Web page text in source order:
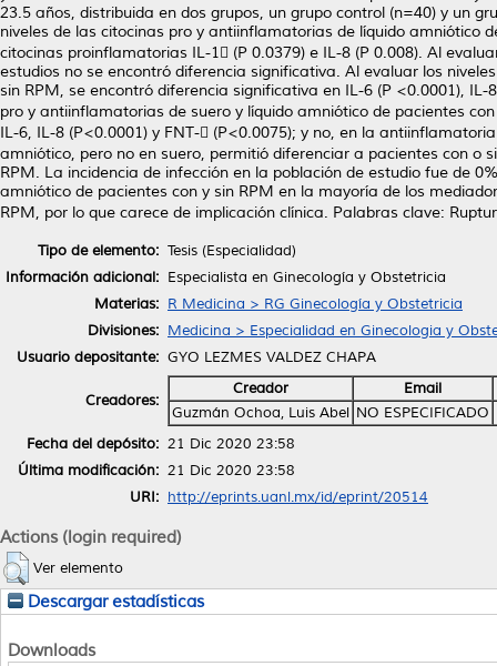
23.5 años, distribuida en dos grupos, un grupo control (n=40) y un
niveles de las citocinas pro y antiinflamatorias de líquido amniótico
citocinas proinflamatorias IL-1 (P 0.0379) e IL-8 (P 0.008). Al
estudios no se encontró diferencia significativa. Al evaluar los
sin RPM, se encontró diferencia significativa en IL-6 (P <0.0001),
pro y antiinflamatorias de suero y líquido amniótico de pacientes
IL-6, IL-8 (P<0.0001) y FNT- (P<0.0075); y no, en la
amniótico, pero no en suero, permitió diferenciar a pacientes con o
RPM. La incidencia de infección en la población de estudio fue de
amniótico de pacientes con y sin RPM en la mayoría de los
RPM, por lo que carece de implicación clínica. Palabras clave:
Tipo de elemento: Tesis (Especialidad)
Información adicional: Especialista en Ginecología y Obstetricia
Materias: R Medicina > RG Ginecología y Obstetricia
Divisiones: Medicina > Especialidad en Ginecologia y
Usuario depositante: GYO LEZMES VALDEZ CHAPA
Creadores:
Creador
Email
Guzmán Ochoa, Luis Abel NO ESPECIFICADO
Fecha del depósito: 21 Dic 2020 23:58
Última modificación: 21 Dic 2020 23:58
URI: http://eprints.uanl.mx/id/eprint/20514
Actions (login required)
Ver elemento
Descargar estadísticas
Downloads